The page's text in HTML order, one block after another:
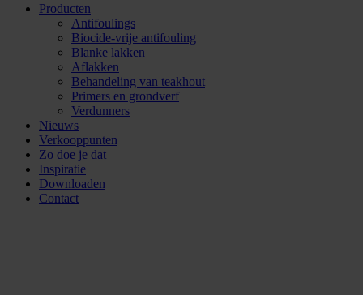
Producten
Antifoulings
Biocide-vrije antifouling
Blanke lakken
Aflakken
Behandeling van teakhout
Primers en grondverf
Verdunners
Nieuws
Verkooppunten
Zo doe je dat
Inspiratie
Downloaden
Contact